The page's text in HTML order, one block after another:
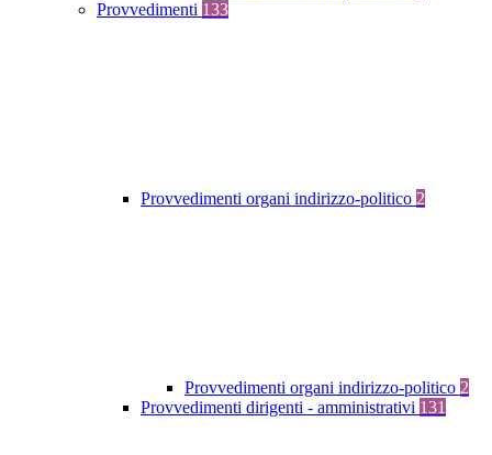
Provvedimenti 133
Provvedimenti organi indirizzo-politico 2
Provvedimenti organi indirizzo-politico 2
Provvedimenti dirigenti - amministrativi 131